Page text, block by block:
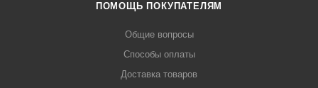
ПОМОЩЬ ПОКУПАТЕЛЯМ
Общие вопросы
Способы оплаты
Доставка товаров